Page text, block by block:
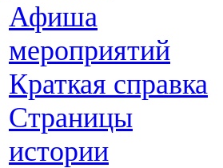
Афиша
мероприятий
Краткая справка
Страницы
истории